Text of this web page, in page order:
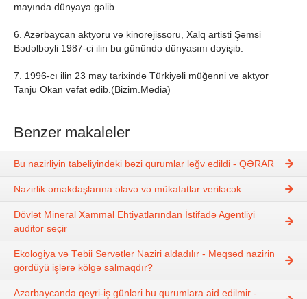
mayında dünyaya gəlib.
6. Azərbaycan aktyoru və kinorejissoru, Xalq artisti Şəmsi
Bədəlbəyli 1987-ci ilin bu günündə dünyasını dəyişib.
7. 1996-cı ilin 23 may tarixindә Türkiyәli müğәnni vә aktyor
Tanju Okan vәfat edib.(Bizim.Media)
Benzer makaleler
Bu nazirliyin tabeliyindəki bəzi qurumlar ləğv edildi - QƏRAR
Nazirlik əməkdaşlarına əlavə və mükafatlar veriləcək
Dövlət Mineral Xammal Ehtiyatlarından İstifadə Agentliyi
auditor seçir
Ekologiya və Təbii Sərvətlər Naziri aldadılır - Məqsəd nazirin
gördüyü işlərə kölgə salmaqdır?
Azərbaycanda qeyri-iş günləri bu qurumlara aid edilmir -